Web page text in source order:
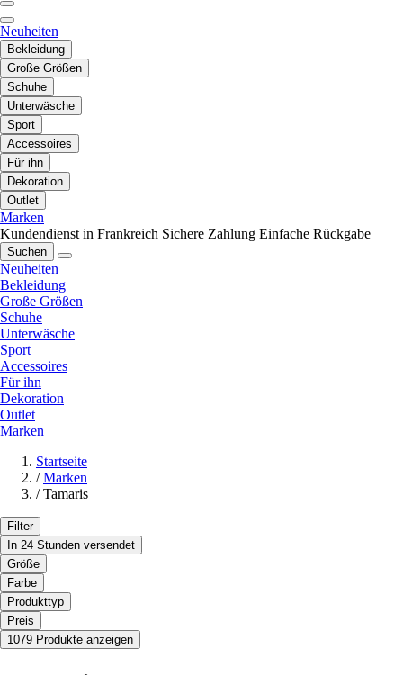
Neuheiten
Bekleidung
Große Größen
Schuhe
Unterwäsche
Sport
Accessoires
Für ihn
Dekoration
Outlet
Marken
Kundendienst in Frankreich Sichere Zahlung Einfache Rückgabe
Suchen
Neuheiten
Bekleidung
Große Größen
Schuhe
Unterwäsche
Sport
Accessoires
Für ihn
Dekoration
Outlet
Marken
Startseite
/ Marken
/ Tamaris
Filter
In 24 Stunden versendet
Größe
Farbe
Produkttyp
Preis
1079 Produkte anzeigen